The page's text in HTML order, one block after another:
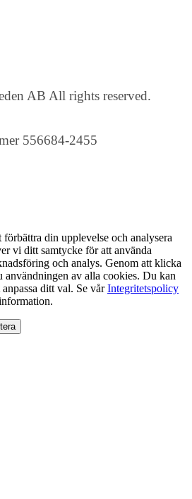
AB All rights reserved.
556684-2455
din upplevelse och analysera
vi ditt samtycke för att använda
och analys. Genom att klicka
användningen av alla cookies. Du kan
ditt val. Se vårIntegritetspolicy